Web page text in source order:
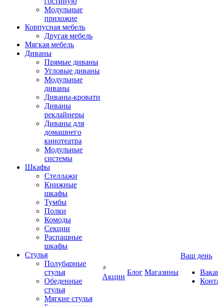
Модульные
прихожие
Корпусная мебель
Другая мебель
Мягкая мебель
Диваны
Прямые диваны
Угловые диваны
Модульные
диваны
Диваны-кровати
Диваны
реклайнеры
Диваны для
домашнего
кинотеатра
Модульные
системы
Шкафы
Стеллажи
Книжные
шкафы
Тумбы
Полки
Комоды
Секции
Распашные
шкафы
Стулья
Полубарные
стулья
Обеденные
стулья
Мягкие стулья
Акции
Блог Магазины
Ваш день